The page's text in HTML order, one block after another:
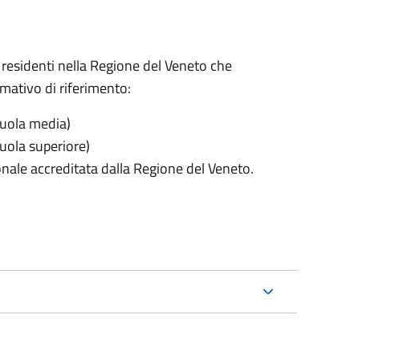
nella Regione del Veneto che
di riferimento:
media)
superiore)
accreditata dalla Regione del Veneto.